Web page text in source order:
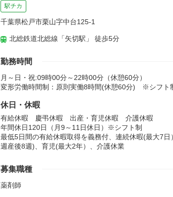
駅チカ
千葉県松戸市栗山字中台125-1
北総鉄道北総線「矢切駅」 徒歩5分
勤務時間
月～日・祝:09時00分～22時00分（休憩60分）
変形労働時間制：原則実働8時間(休憩60分) ※シフト
休日・休暇
有給休暇 慶弔休暇 出産・育児休暇 介護休暇
年間休日120日（月9～11日休日）※シフト制
最低5日間の有給休暇取得を義務付、連続休暇(最大7
週産後8週)、育児(最大2年）、介護休業
募集職種
薬剤師